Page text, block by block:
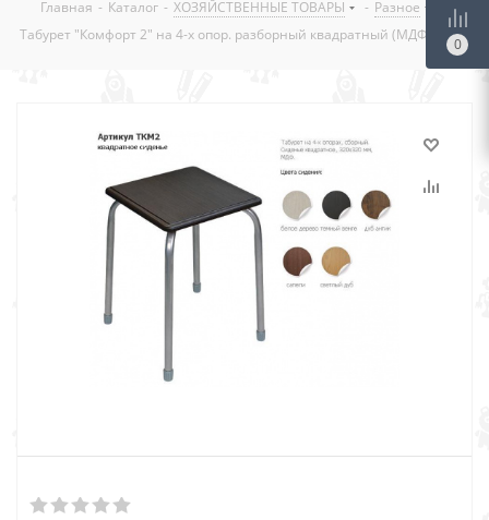
Главная - Каталог - ХОЗЯЙСТВЕННЫЕ ТОВАРЫ - Разное
Табурет "Комфорт 2" на 4-х опор. разборный квадратный (МДФ) ТКМ2
0